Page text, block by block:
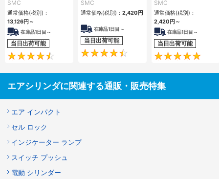
SMC
通常価格(税別)：
13,126円 ～
在庫品1日目～
当日出荷可能
4.6
シリーズ
SMC
通常価格(税別)： 2,420 円
在庫品1日目～
当日出荷可能
4.5
シリーズ
SMC
通常価格(税別)：
2,420 円 ～
在庫品1日目～
当日出荷可能
エアシリンダに関連する通販・販売特集
エア インパクト
セル ロック
インジケーター ランプ
スイッチ プッシュ
電動 シリンダー